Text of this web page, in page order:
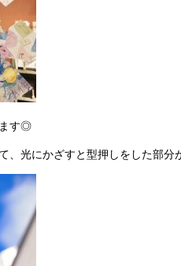
ます◎
、光にかざすと型押しをした部分